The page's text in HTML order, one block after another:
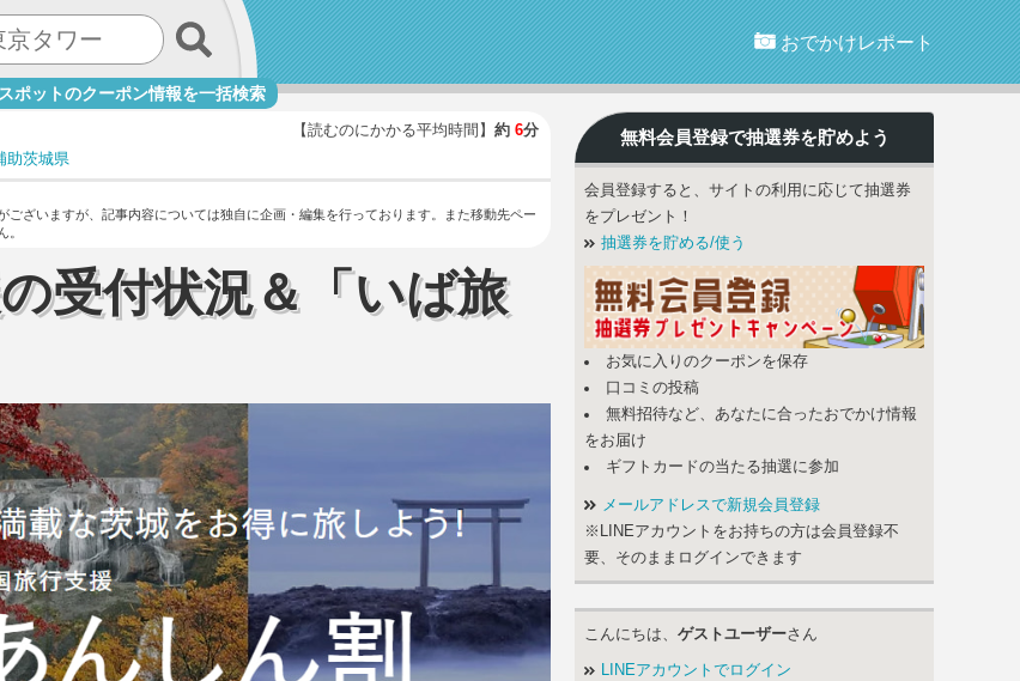
ポットのクーポン情報を一括検索
おでかけレポート
【読むのにかかる平均時間】 約 6分
助茨城県
ざいますが、記事内容については独自に企画・編集を行っております。
また移動先ペー
。
受付状況＆「いば旅
無料会員登録で抽選券を貯めよう
会員登録すると、サイトの利用に応じて抽選券
をプレゼント！
抽選券を貯める/使う
お気に入りのクーポンを保存
口コミの投稿
無料招待など、あなたに合ったおでかけ情報
をお届け
ギフトカードの当たる抽選に参加
メールアドレスで新規会員登録
※LINEアカウントをお持ちの方は会員登録不
要、そのままログインできます
こんにちは、 ゲストユーザーさん
LINEアカウントでログイン